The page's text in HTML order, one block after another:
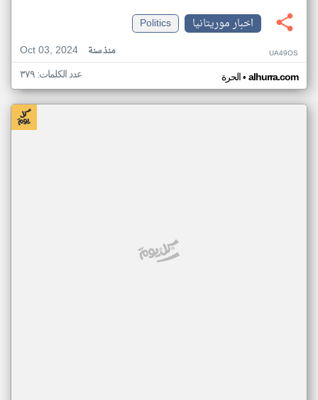
اخبار موريتانيا
Politics
Oct 03, 2024
منذ سنة UA49OS
الحرة• alhurra.com عدد الكلمات: ٣٧٩